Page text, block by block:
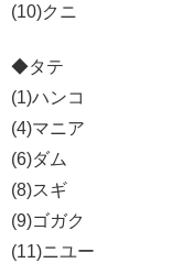
(10)クニ
◆タテ
(1)ハンコ
(4)マニア
(6)ダム
(8)スギ
(9)ゴガク
(11)ニユー